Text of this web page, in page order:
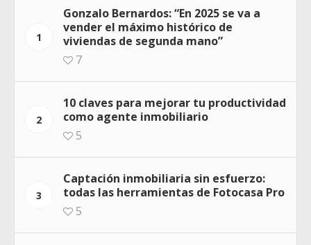
1
Gonzalo Bernardos: “En 2025 se va a
vender el máximo histórico de
viviendas de segunda mano”
7
2
10 claves para mejorar tu productividad
como agente inmobiliario
5
3
Captación inmobiliaria sin esfuerzo:
todas las herramientas de Fotocasa Pro
5